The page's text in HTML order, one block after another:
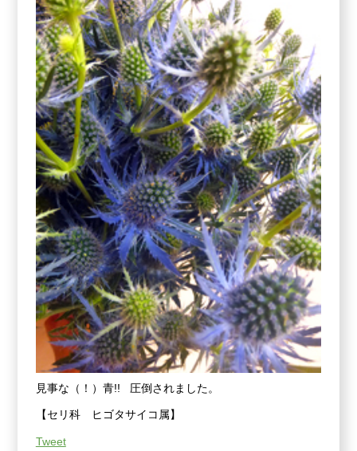
見事な（！）青!! 圧倒されました。
【セリ科 ヒゴタサイコ属】
Tweet